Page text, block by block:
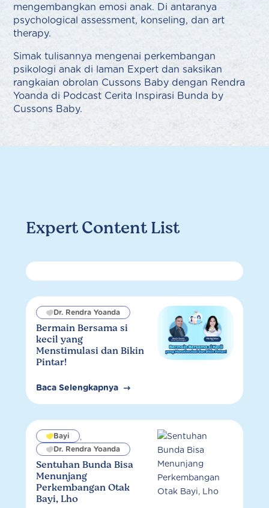
mengembangkan emosi anak. Di antaranya
psychological assessment, konseling, dan art
therapy.
Simak tulisannya mengenai perkembangan
psikologi anak di laman Expert dan saksikan
rangkaian obrolan Cussons Baby dengan Rendra
Yoanda di Podcast Cerita Inspirasi Bunda by
Cussons Baby.
Expert Content List
Dr. Rendra Yoanda
Bermain Bersama si
kecil yang
Menstimulasi dan Bikin
Pintar!
Baca Selengkapnya
Bayi ,
Dr. Rendra Yoanda
Sentuhan Bunda Bisa
Menunjang
Perkembangan Otak
Bayi, Lho